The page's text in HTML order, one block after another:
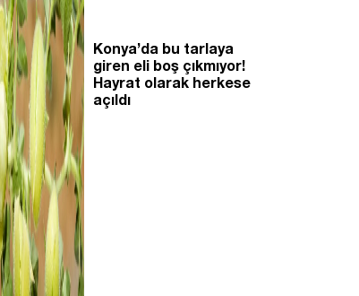
Konya’da bu tarlaya
giren eli boş çıkmıyor!
Hayrat olarak herkese
açıldı